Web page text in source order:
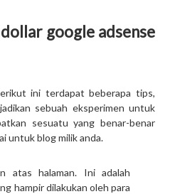
google adsense
ini terdapat beberapa tips,
sebuah eksperimen untuk
sesuatu yang benar-benar
untuk blog milik anda.
atas halaman. Ini adalah
hampir dilakukan oleh para